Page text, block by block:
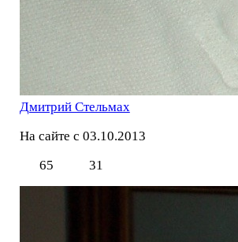
Дмитрий Стельмах
На сайте с 03.10.2013
65
31